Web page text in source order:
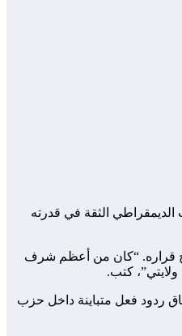
الديمقراطي الثقة في قدرته
سيلقي كلمة إلى الأمة هذا الأسبوع لشرح قراره. “كان من أعظم شرف
كتب.
ردود فعل متباينة داخل حزب